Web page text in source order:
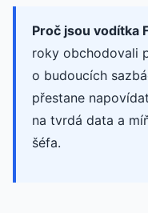
Proč jsou vodítka
roky obchodovali
o budoucích
přestane
na tvrdá data a
šéfa.